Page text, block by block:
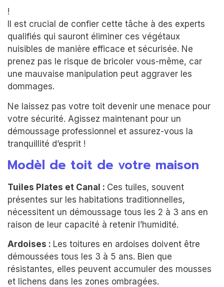
!
Il est crucial de confier cette tâche à des experts
qualifiés qui sauront éliminer ces végétaux
nuisibles de manière efficace et sécurisée. Ne
prenez pas le risque de bricoler vous-même, car
une mauvaise manipulation peut aggraver les
dommages.
Ne laissez pas votre toit devenir une menace pour
votre sécurité. Agissez maintenant pour un
démoussage professionnel et assurez-vous la
tranquillité d’esprit !
Modèl de toit de votre maison
Tuiles Plates et Canal : Ces tuiles, souvent
présentes sur les habitations traditionnelles,
nécessitent un démoussage tous les 2 à 3 ans en
raison de leur capacité à retenir l’humidité.
Ardoises : Les toitures en ardoises doivent être
démoussées tous les 3 à 5 ans. Bien que
résistantes, elles peuvent accumuler des mousses
et lichens dans les zones ombragées.